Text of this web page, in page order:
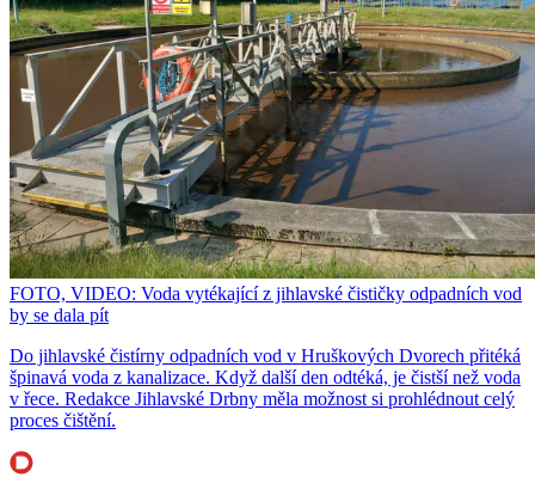
FOTO, VIDEO: Voda vytékající z jihlavské čističky odpadních vod
by se dala pít
Do jihlavské čistírny odpadních vod v Hruškových Dvorech přitéká
špinavá voda z kanalizace. Když další den odtéká, je čistší než voda
v řece. Redakce Jihlavské Drbny měla možnost si prohlédnout celý
proces čištění.